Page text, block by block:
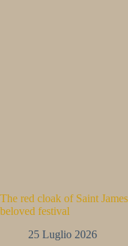
The red cloak of Saint
beloved festival
25 Luglio 2026